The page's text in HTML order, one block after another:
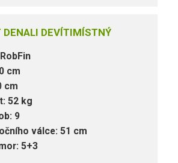
DENALI DEVÍTIMÍSTNÝ
cm
cm
52 kg
9
válce: 51 cm
5+3